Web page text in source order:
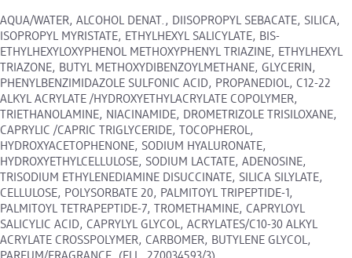
AQUA/WATER, ALCOHOL DENAT., DIISOPROPYL SEBACATE, SILICA,
ISOPROPYL MYRISTATE, ETHYLHEXYL SALICYLATE, BIS-
ETHYLHEXYLOXYPHENOL METHOXYPHENYL TRIAZINE, ETHYLHEXYL
TRIAZONE, BUTYL METHOXYDIBENZOYLMETHANE, GLYCERIN,
PHENYLBENZIMIDAZOLE SULFONIC ACID, PROPANEDIOL, C12-22
ALKYL ACRYLATE /HYDROXYETHYLACRYLATE COPOLYMER,
TRIETHANOLAMINE, NIACINAMIDE, DROMETRIZOLE TRISILOXANE,
CAPRYLIC /CAPRIC TRIGLYCERIDE, TOCOPHEROL,
HYDROXYACETOPHENONE, SODIUM HYALURONATE,
HYDROXYETHYLCELLULOSE, SODIUM LACTATE, ADENOSINE,
TRISODIUM ETHYLENEDIAMINE DISUCCINATE, SILICA SILYLATE,
CELLULOSE, POLYSORBATE 20, PALMITOYL TRIPEPTIDE-1,
PALMITOYL TETRAPEPTIDE-7, TROMETHAMINE, CAPRYLOYL
SALICYLIC ACID, CAPRYLYL GLYCOL, ACRYLATES/C10-30 ALKYL
ACRYLATE CROSSPOLYMER, CARBOMER, BUTYLENE GLYCOL,